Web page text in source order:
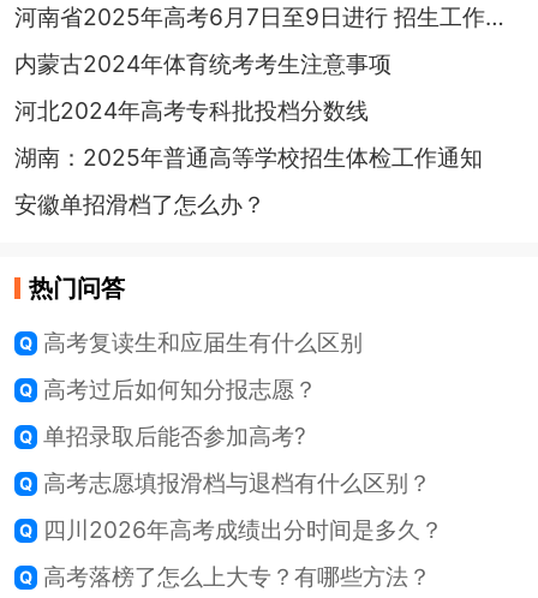
河南省2025年高考6月7日至9日进行 招生工作规定发布
内蒙古2024年体育统考考生注意事项
河北2024年高考专科批投档分数线
湖南：2025年普通高等学校招生体检工作通知
安徽单招滑档了怎么办？
热门问答
高考复读生和应届生有什么区别
高考过后如何知分报志愿？
单招录取后能否参加高考?
高考志愿填报滑档与退档有什么区别？
四川2026年高考成绩出分时间是多久？
高考落榜了怎么上大专？有哪些方法？